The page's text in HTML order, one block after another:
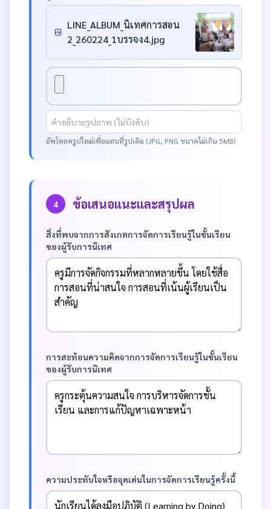
LINE_ALBUM_นิเทศการสอน
2_260224_1บรรจง4.jpg
อัพโหลดรูปใหม่เพื่อแทนที่รูปเดิม (JPG, PNG ขนาดไม่เกิน 5MB)
4 ข้อเสนอแนะและสรุปผล
สิ่งที่พบจากการสังเกตการจัดการเรียนรู้ในชั้นเรียน
ของผู้รับการนิเทศ
การสะท้อนความคิดจากการจัดการเรียนรู้ในชั้นเรียน
ของผู้รับการนิเทศ
ความประทับใจหรือจุดเด่นในการจัดการเรียนรู้ครั้งนี้